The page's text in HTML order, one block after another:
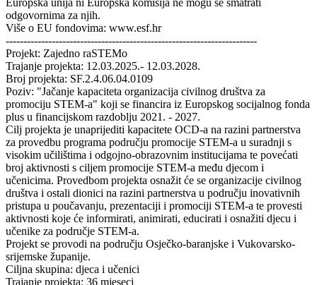
odgovornima za njih.
Više o EU fondovima: www.esf.hr
-----------------------------------------------------------------------
Projekt: Zajedno raSTEMo
Trajanje projekta: 12.03.2025.- 12.03.2028.
Broj projekta: SF.2.4.06.04.0109
Poziv: "Jačanje kapaciteta organizacija civilnog društva za
promociju STEM-a" koji se financira iz Europskog socijalnog fonda
plus u financijskom razdoblju 2021. - 2027.
Cilj projekta je unaprijediti kapacitete OCD-a na razini partnerstva
za provedbu programa području promocije STEM-a u suradnji s
visokim učilištima i odgojno-obrazovnim institucijama te povećati
broj aktivnosti s ciljem promocije STEM-a među djecom i
učenicima. Provedbom projekta osnažit će se organizacije civilnog
društva i ostali dionici na razini partnerstva u području inovativnih
pristupa u poučavanju, prezentaciji i promociji STEM-a te provesti
aktivnosti koje će informirati, animirati, educirati i osnažiti djecu i
učenike za područje STEM-a.
Projekt se provodi na području Osječko-baranjske i Vukovarsko-
srijemske županije.
Ciljna skupina: djeca i učenici
Trajanje projekta: 36 mjeseci